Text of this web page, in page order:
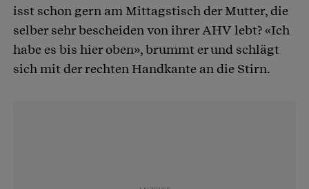
isst schon gern am Mittagstisch der Mutter, die
selber sehr bescheiden von ihrer AHV lebt? «Ich
habe es bis hier oben», brummt er und schlägt
sich mit der rechten Handkante an die Stirn.